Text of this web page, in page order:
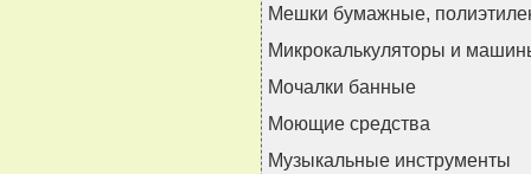
Мешки бумажные,
Микрокалькуляторы и
Мочалки банные
Моющие средства
Музыкальные инструменты